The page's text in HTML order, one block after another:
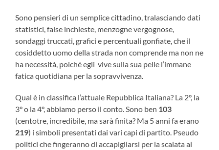
Sono pensieri di un semplice cittadino, tralasciando dati
statistici, false inchieste, menzogne vergognose,
sondaggi truccati, grafici e percentuali gonfiate, che il
cosiddetto uomo della strada non comprende ma non ne
ha necessità, poiché egli vive sulla sua pelle l’immane
fatica quotidiana per la sopravvivenza.
Qual è in classifica l’attuale Repubblica Italiana? La 2°, la
3° o la 4°, abbiamo perso il conto. Sono ben 103
(centotre, incredibile, ma sarà finita? Ma 5 anni fa erano
219) i simboli presentati dai vari capi di partito. Pseudo
politici che fingeranno di accapigliarsi per la scalata ai